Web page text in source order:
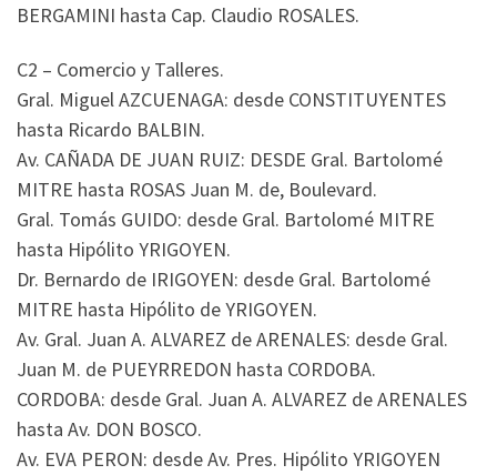
BERGAMINI hasta Cap. Claudio ROSALES.
C2 – Comercio y Talleres.
Gral. Miguel AZCUENAGA: desde CONSTITUYENTES
hasta Ricardo BALBIN.
Av. CAÑADA DE JUAN RUIZ: DESDE Gral. Bartolomé
MITRE hasta ROSAS Juan M. de, Boulevard.
Gral. Tomás GUIDO: desde Gral. Bartolomé MITRE
hasta Hipólito YRIGOYEN.
Dr. Bernardo de IRIGOYEN: desde Gral. Bartolomé
MITRE hasta Hipólito de YRIGOYEN.
Av. Gral. Juan A. ALVAREZ de ARENALES: desde Gral.
Juan M. de PUEYRREDON hasta CORDOBA.
CORDOBA: desde Gral. Juan A. ALVAREZ de ARENALES
hasta Av. DON BOSCO.
Av. EVA PERON: desde Av. Pres. Hipólito YRIGOYEN